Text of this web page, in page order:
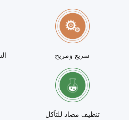
سريع ومريح
تنظيف مضاد للتآكل